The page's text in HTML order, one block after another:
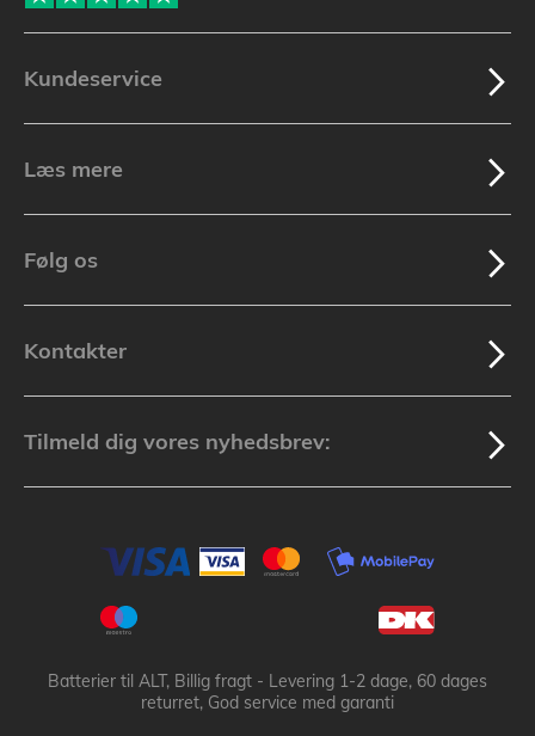
Kundeservice
Læs mere
Følg os
Kontakter
Tilmeld dig vores nyhedsbrev:
Batterier til ALT, Billig fragt - Levering 1-2 dage, 60 dages
returret, God service med garanti